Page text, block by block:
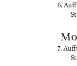
6.
7.